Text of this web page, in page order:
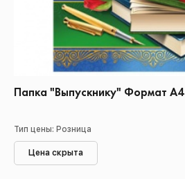
Папка "Выпускнику" Формат А4
Тип цены: Розница
Цена скрыта